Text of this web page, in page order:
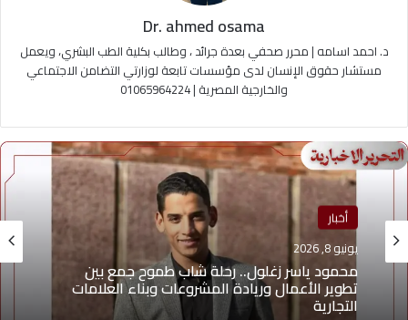
Dr. ahmed osama
د. احمد اسامه | محرر صحفي بعدة جرائد ، وطالب بكلية الطب البشري، ويعمل
مستشار حقوق الإنسان لدى مؤسسات تابعة لوزارتي التضامن الاجتماعي
والخارجية المصرية | 01065964224
أخبار
يونيو 8, 2026
محمود ياسر زغلول.. رحلة شاب طموح جمع بين
تطوير الأعمال وريادة المشروعات وبناء العلامات
التجارية